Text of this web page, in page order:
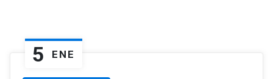
5 ENE